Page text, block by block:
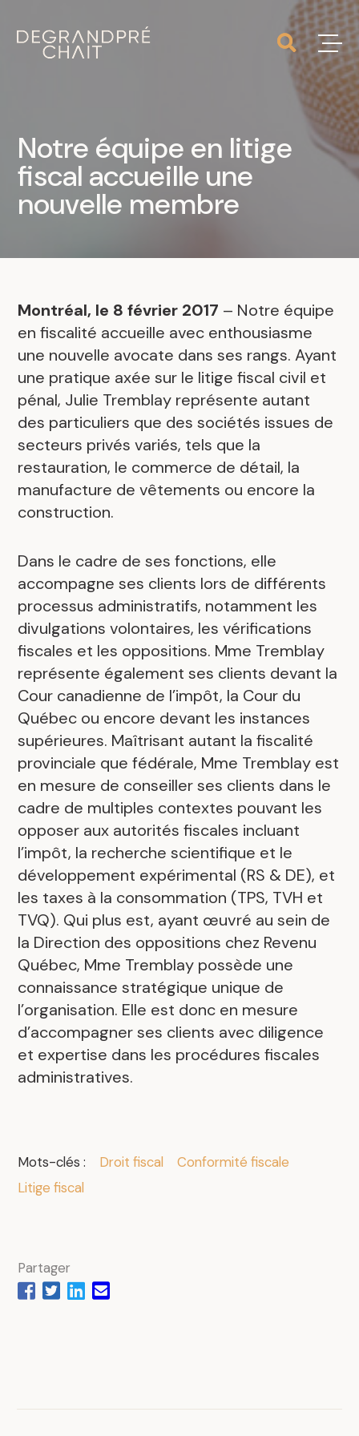
Notre équipe en litige
fiscal accueille une
nouvelle membre
Montréal, le 8 février 2017 – Notre équipe
en fiscalité accueille avec enthousiasme
une nouvelle avocate dans ses rangs. Ayant
une pratique axée sur le litige fiscal civil et
pénal, Julie Tremblay représente autant
des particuliers que des sociétés issues de
secteurs privés variés, tels que la
restauration, le commerce de détail, la
manufacture de vêtements ou encore la
construction.
Dans le cadre de ses fonctions, elle
accompagne ses clients lors de différents
processus administratifs, notamment les
divulgations volontaires, les vérifications
fiscales et les oppositions. Mme Tremblay
représente également ses clients devant la
Cour canadienne de l’impôt, la Cour du
Québec ou encore devant les instances
supérieures. Maîtrisant autant la fiscalité
provinciale que fédérale, Mme Tremblay est
en mesure de conseiller ses clients dans le
cadre de multiples contextes pouvant les
opposer aux autorités fiscales incluant
l’impôt, la recherche scientifique et le
développement expérimental (RS & DE), et
les taxes à la consommation (TPS, TVH et
TVQ). Qui plus est, ayant œuvré au sein de
la Direction des oppositions chez Revenu
Québec, Mme Tremblay possède une
connaissance stratégique unique de
l’organisation. Elle est donc en mesure
d’accompagner ses clients avec diligence
et expertise dans les procédures fiscales
administratives.
Mots-clés : Droit fiscal
Conformité fiscale
Litige fiscal
Partager